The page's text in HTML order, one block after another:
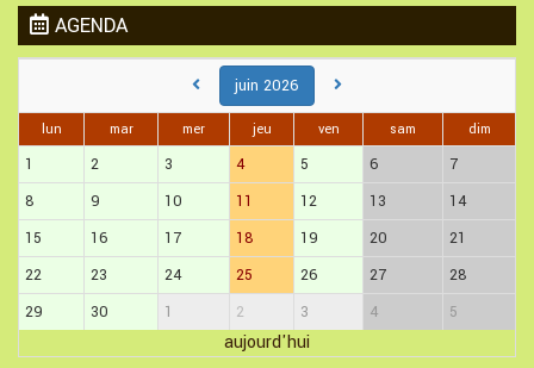
AGENDA
juin 2026
lun mar mer jeu ven sam dim
1 2 3 4 5 6
7
8
9 10 11 12 13
14
15
16 17 18 19 20
21
22
23 24 25 26 27
28
29
30 1 2 3 4 5
aujourd'hui